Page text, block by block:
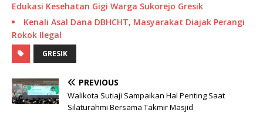
Edukasi Kesehatan Gigi Warga Sukorejo Gresik
Kenali Asal Dana DBHCHT, Masyarakat Diajak Perangi
Rokok Ilegal
GRESIK
PREVIOUS
Walikota Sutiaji Sampaikan Hal Penting Saat
Silaturahmi Bersama Takmir Masjid